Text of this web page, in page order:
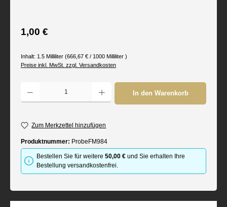
Regulärer Preis:
1,00 €
Inhalt: 1.5 Milliliter (666,67 € / 1000 Milliliter )
Preise inkl. MwSt. zzgl. Versandkosten
Produkt Anzahl: Gib den gewünschten Wert ein oder benutze die Schaltflächen um
In den Warenkorb
Zum Merkzettel hinzufügen
Produktnummer: ProbeFM984
Bestellen Sie für weitere50,00 € und Sie erhalten Ihre
Bestellung versandkostenfrei.